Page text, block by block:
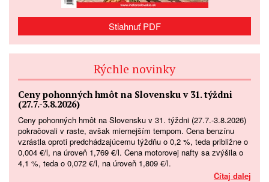
Stiahnuť PDF
Rýchle novinky
Ceny pohonných hmôt na Slovensku v 31. týždni
(27.7.-3.8.2026)
Ceny pohonných hmôt na Slovensku v 31. týždni (27.7.-3.8.2026)
pokračovali v raste, avšak miernejším tempom. Cena benzínu
vzrástla oproti predchádzajúcemu týždňu o 0,2 %, teda približne o
0,004 €/l, na úroveň 1,769 €/l. Cena motorovej nafty sa zvýšila o
4,1 %, teda o 0,072 €/l, na úroveň 1,809 €/l.
Čítaj dalej